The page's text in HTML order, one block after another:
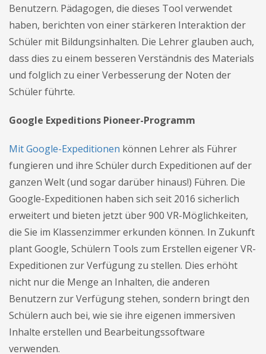
Benutzern. Pädagogen, die dieses Tool verwendet
haben, berichten von einer stärkeren Interaktion der
Schüler mit Bildungsinhalten. Die Lehrer glauben auch,
dass dies zu einem besseren Verständnis des Materials
und folglich zu einer Verbesserung der Noten der
Schüler führte.
Google Expeditions Pioneer-Programm
Mit Google-Expeditionen können Lehrer als Führer
fungieren und ihre Schüler durch Expeditionen auf der
ganzen Welt (und sogar darüber hinaus!) Führen. Die
Google-Expeditionen haben sich seit 2016 sicherlich
erweitert und bieten jetzt über 900 VR-Möglichkeiten,
die Sie im Klassenzimmer erkunden können. In Zukunft
plant Google, Schülern Tools zum Erstellen eigener VR-
Expeditionen zur Verfügung zu stellen. Dies erhöht
nicht nur die Menge an Inhalten, die anderen
Benutzern zur Verfügung stehen, sondern bringt den
Schülern auch bei, wie sie ihre eigenen immersiven
Inhalte erstellen und Bearbeitungssoftware
verwenden.